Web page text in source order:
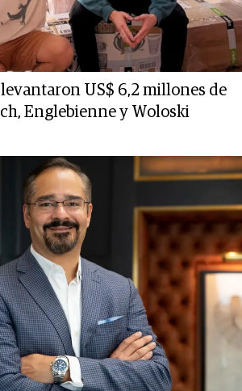
US$ 6,2 millones de
Englebienne y Woloski